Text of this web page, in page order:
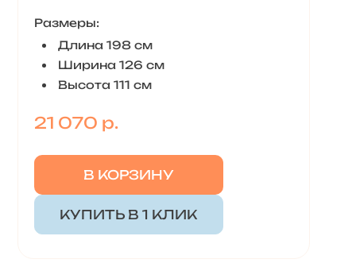
Размеры:
Длина 198 см
Ширина 126 см
Высота 111 см
21 070 р.
В КОРЗИНУ
КУПИТЬ В 1 КЛИК